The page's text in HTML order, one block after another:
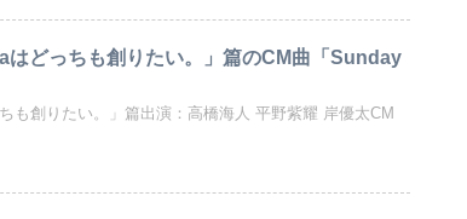
どっちも創りたい。」篇のCM曲「Sunday
も創りたい。」篇出演：高橋海人 平野紫耀 岸優太CM